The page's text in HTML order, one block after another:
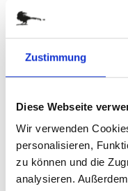
Zustimmung
Diese Webseite
Wir verwenden
personalisieren,
zu können und die
analysieren.
5,21 €
inkl. MwSt.|zzgl. MwSt.
IN
Bestellung /
Im nächsten Schritt